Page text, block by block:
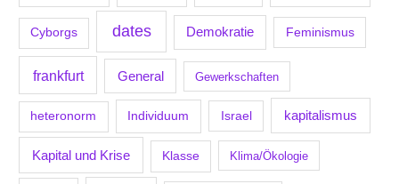
Cyborgs dates Demokratie Feminismus
frankfurt General Gewerkschaften
heteronorm Individuum Israel kapitalismus
Kapital und Krise Klasse Klima/Ökologie